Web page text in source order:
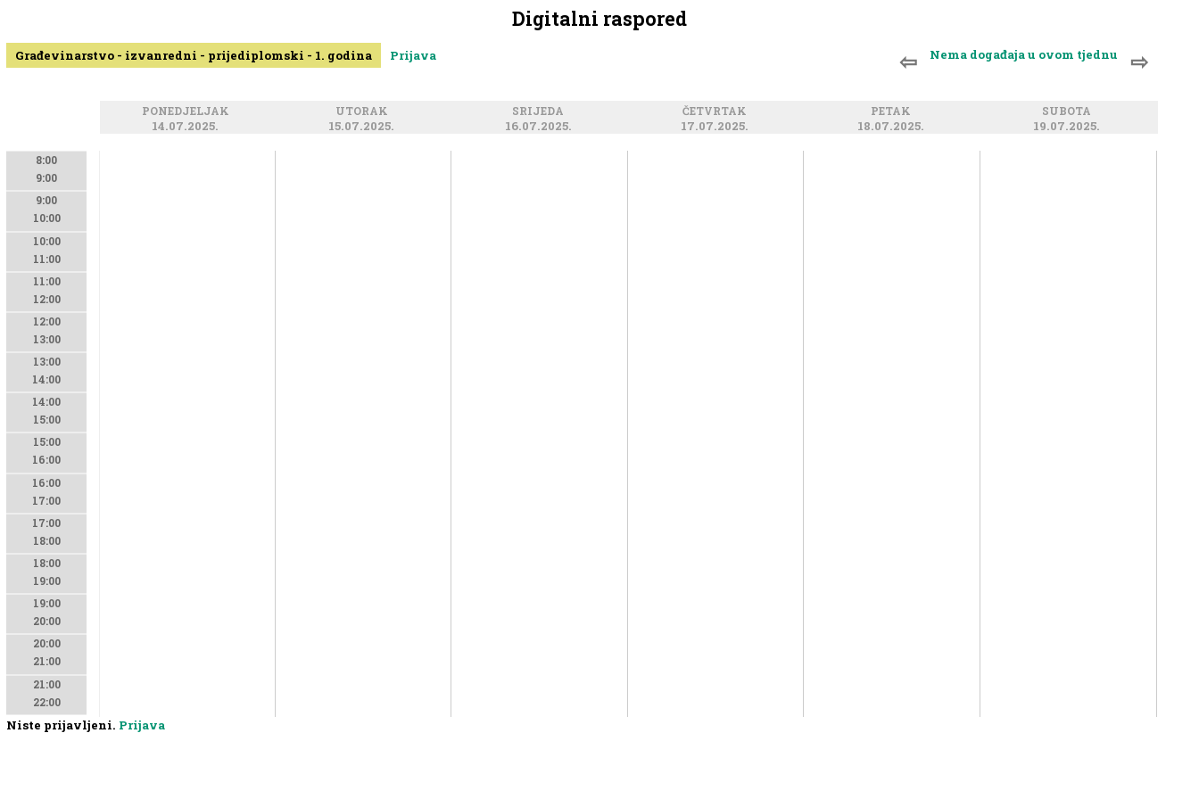
Digitalni raspored
⇦ Nema događaja u ovom tjednu ⇨
Građevinarstvo - izvanredni - prijediplomski - 1. godina Prijava
PONEDJELJAK
14.07.2025.
UTORAK
15.07.2025.
SRIJEDA
16.07.2025.
ČETVRTAK
17.07.2025.
PETAK
18.07.2025.
SUBOTA
19.07.2025.
8:00
9:00
9:00
10:00
10:00
11:00
11:00
12:00
12:00
13:00
13:00
14:00
14:00
15:00
15:00
16:00
16:00
17:00
17:00
18:00
18:00
19:00
19:00
20:00
20:00
21:00
21:00
22:00
Niste prijavljeni. Prijava